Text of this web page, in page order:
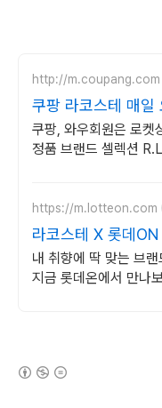
http://m.coupang.com
쿠팡 라코스테 매일
특가
쿠팡, 와우회원은 로켓
정품 브랜드 셀렉션
https://m.lotteon.com
라코스테 X 롯데
원 혜택!
내 취향에 딱 맞는 브
지금 롯데온에서 만나